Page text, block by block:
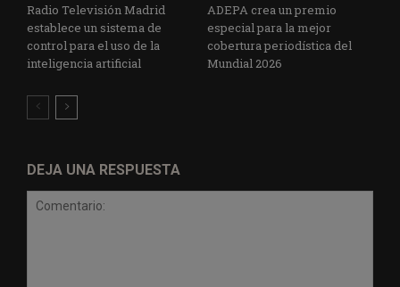
Radio Televisión Madrid
establece un sistema de
control para el uso de la
inteligencia artificial
ADEPA crea un premio
especial para la mejor
cobertura periodística del
Mundial 2026
DEJA UNA RESPUESTA